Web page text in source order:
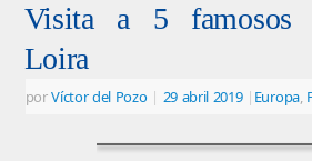
Visita a 5 famosos
Loira
porVíctor del Pozo | 29 abril 2019 | Europa,